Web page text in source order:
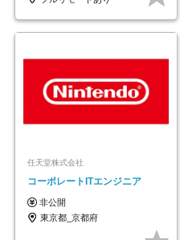
任天堂株式会社
コーポレートITエンジニア
非公開
東京都_京都府